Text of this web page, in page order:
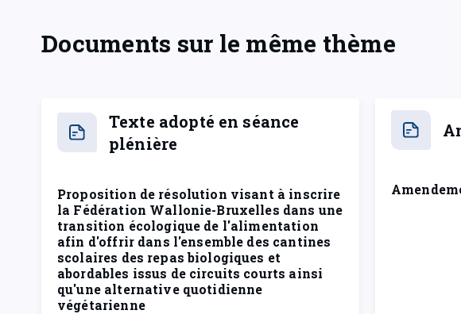
Documents sur le même thème
Texte adopté en séance
plénière
Proposition de résolution visant à inscrire
la Fédération Wallonie-Bruxelles dans une
transition écologique de l'alimentation
afin d'offrir dans l'ensemble des cantines
scolaires des repas biologiques et
abordables issus de circuits courts ainsi
qu'une alternative quotidienne
végétarienne